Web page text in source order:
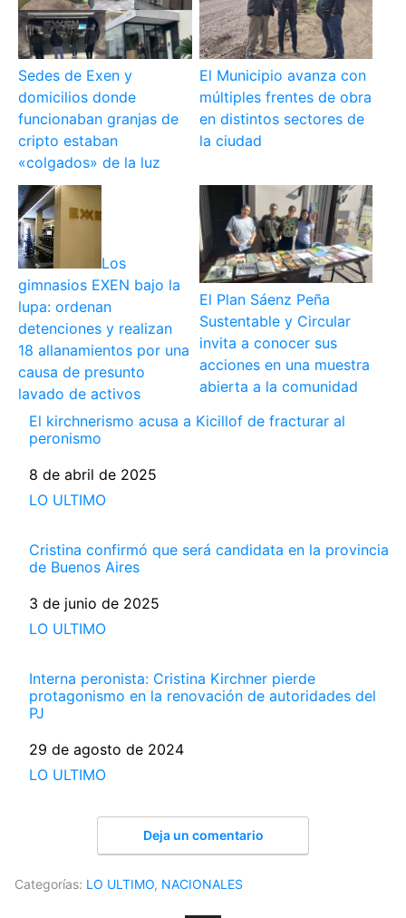
Sedes de Exen y
domicilios donde
funcionaban granjas de
cripto estaban
«colgados» de la luz
El Municipio avanza con
múltiples frentes de obra
en distintos sectores de
la ciudad
Los
gimnasios EXEN bajo la
lupa: ordenan
detenciones y realizan
18 allanamientos por una
causa de presunto
lavado de activos
El Plan Sáenz Peña
Sustentable y Circular
invita a conocer sus
acciones en una muestra
abierta a la comunidad
El kirchnerismo acusa a Kicillof de fracturar al
peronismo
Fecha
8 de abril de 2025
Respecto a
LO ULTIMO
Cristina confirmó que será candidata en la provincia
de Buenos Aires
Fecha
3 de junio de 2025
Respecto a
LO ULTIMO
Interna peronista: Cristina Kirchner pierde
protagonismo en la renovación de autoridades del
PJ
Fecha
29 de agosto de 2024
Respecto a
LO ULTIMO
Deja un comentario
Categorías: LO ULTIMO, NACIONALES